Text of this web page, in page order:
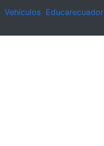
Vehículos Educarecuador